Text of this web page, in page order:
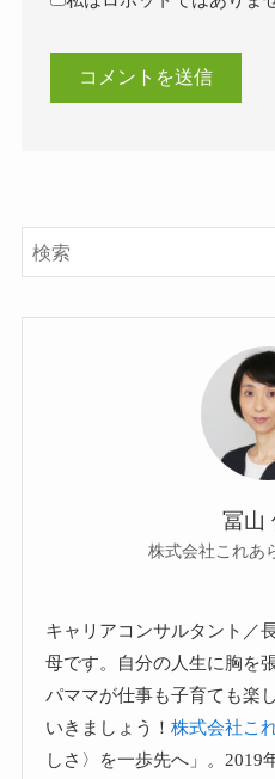
冨山
株式会社これあ
キャリアコンサルタント／
母です。自分の人生に胸を
パママが仕事も子育ても楽
いきましょう！株式会社こ
しさ〉を一歩先へ」。2019